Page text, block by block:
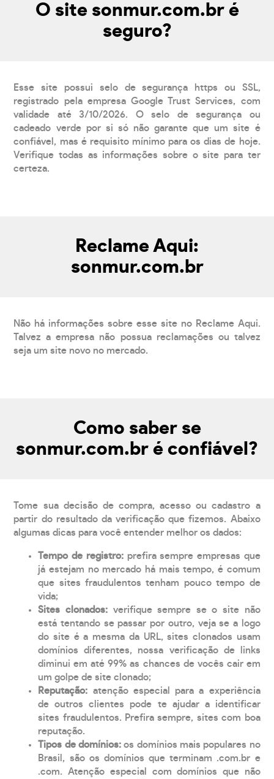
O site sonmur.com.br é
seguro?
Esse site possui selo de segurança https ou SSL,
registrado pela empresa Google Trust Services, com
validade até 3/10/2026. O selo de segurança ou
cadeado verde por si só não garante que um site é
confiável, mas é requisito mínimo para os dias de hoje.
Verifique todas as informações sobre o site para ter
certeza.
Reclame Aqui:
sonmur.com.br
Não há informações sobre esse site no Reclame Aqui.
Talvez a empresa não possua reclamações ou talvez
seja um site novo no mercado.
Como saber se
sonmur.com.br é confiável?
Tome sua decisão de compra, acesso ou cadastro a
partir do resultado da verificação que fizemos. Abaixo
algumas dicas para você entender melhor os dados:
Tempo de registro: prefira sempre empresas que
já estejam no mercado há mais tempo, é comum
que sites fraudulentos tenham pouco tempo de
vida;
Sites clonados: verifique sempre se o site não
está tentando se passar por outro, veja se a logo
do site é a mesma da URL, sites clonados usam
domínios diferentes, nossa verificação de links
diminui em até 99% as chances de vocês cair em
um golpe de site clonado;
Reputação: atenção especial para a experiência
de outros clientes pode te ajudar a identificar
sites fraudulentos. Prefira sempre, sites com boa
reputação.
Tipos de domínios:os domínios mais populares no
Brasil, são os domínios que terminam .com.br e
.com. Atenção especial com domínios que não